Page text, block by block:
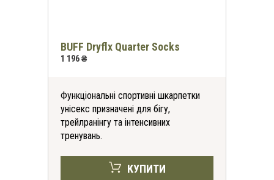
BUFF Dryflx Quarter Socks
1 196 ₴
Функціональні спортивні шкарпетки
унісекс призначені для бігу,
трейлранінгу та інтенсивних
тренувань.
КУПИТИ